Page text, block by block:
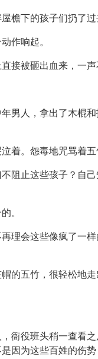
檐下的孩子们扔了过
作响起。
接被砸出血来，一声
男人，拿出了木棍
着。怨毒地咒骂着五
阻止这些孩子？自
。
理会这些像疯了一
的五竹，很轻松地
衙役班头稍一查看之
因为这些百姓的伤